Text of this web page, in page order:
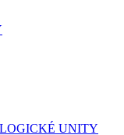
UNITY